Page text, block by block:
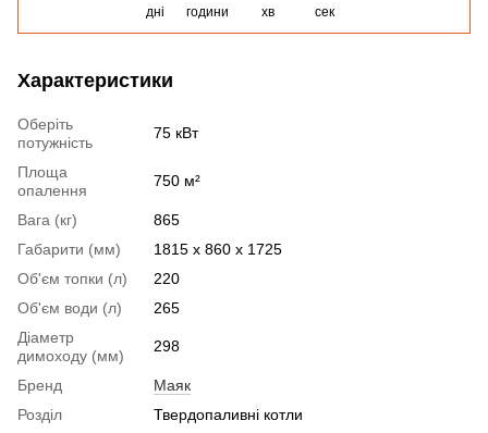
дні години хв сек
Характеристики
Оберіть
потужність
75 кВт
Площа
опалення
750 м²
Вага (кг)
865
Габарити (мм)
1815 х 860 х 1725
Об'єм топки (л)
220
Об'єм води (л)
265
Діаметр
димоходу (мм)
298
Бренд
Маяк
Розділ
Твердопаливні котли